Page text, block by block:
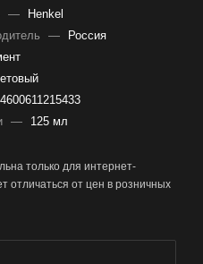
—
Henkel
—
Россия
4600611215433
— 125 мл
только для интернет-
отличаться от цен в розничных